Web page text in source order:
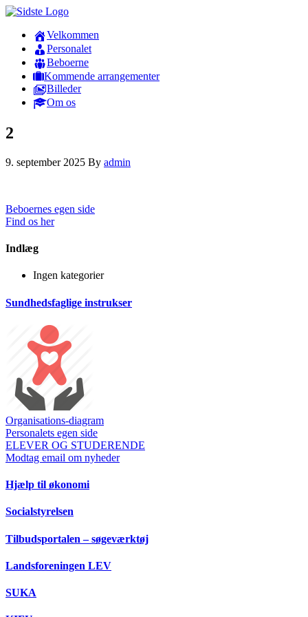
Velkommen
Personalet
Beboerne
Kommende arrangementer
Billeder
Om os
2
9. september 2025 By admin
Beboernes egen side
Find os her
Indlæg
Ingen kategorier
Sundhedsfaglige instrukser
Organisations-diagram
Personalets egen side
ELEVER OG STUDERENDE
Modtag email om nyheder
Hjælp til økonomi
Socialstyrelsen
Tilbudsportalen – søgeværktøj
Landsforeningen LEV
SUKA